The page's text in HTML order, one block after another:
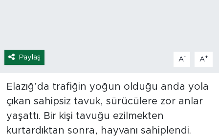
Paylaş A- A+
Elazığ’da trafiğin yoğun olduğu anda yola
çıkan sahipsiz tavuk, sürücülere zor anlar
yaşattı. Bir kişi tavuğu ezilmekten
kurtardıktan sonra, hayvanı sahiplendi.
Bingöl Kaza Haberleri